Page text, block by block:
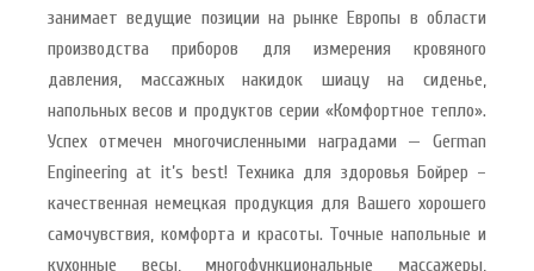
занимает ведущие позиции на рынке Европы в области
производства приборов для измерения кровяного
давления, массажных накидок шиацу на сиденье,
напольных весов и продуктов серии «Комфортное тепло».
Успех отмечен многочисленными наградами — German
Engineering at it’s best! Техника для здоровья Бойрер –
качественная немецкая продукция для Вашего хорошего
самочувствия, комфорта и красоты. Точные напольные и
кухонные весы, многофункциональные массажеры,